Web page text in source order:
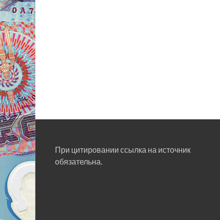
При цитировании ссылка на источник
обязательна.